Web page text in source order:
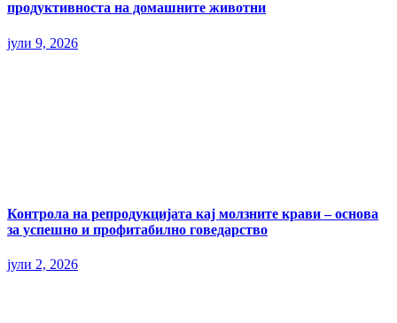
продуктивноста на домашните животни
јули 9, 2026
Контрола на репродукцијата кај молзните крави – основа
за успешно и профитабилно говедарство
јули 2, 2026